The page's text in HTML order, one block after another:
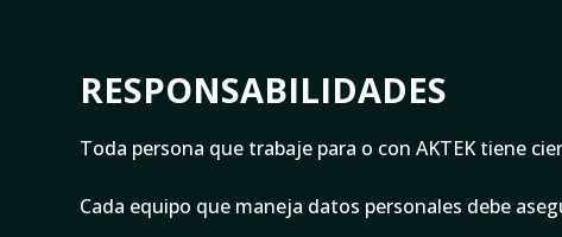
RESPONSABILIDADES
Toda persona que trabaje para o con AKTEK tiene
Cada equipo que maneja datos personales debe